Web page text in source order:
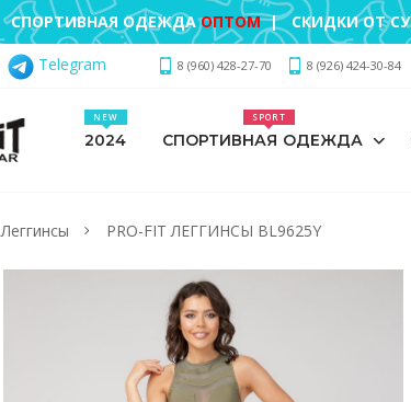
СПОРТИВНАЯ ОДЕЖДАОПТОМ| СКИДКИ ОТ
Telegram 8 (960) 428-27-70 8 (926) 424-30-84
2024
NEW
СПОРТИВНАЯ ОДЕЖДА
SPORT
Леггинсы PRO-FIT ЛЕГГИНСЫ BL9625Y